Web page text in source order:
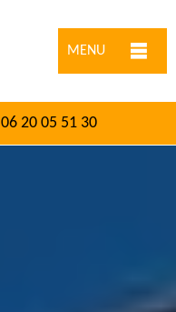
MENU
06 20 05 51 30